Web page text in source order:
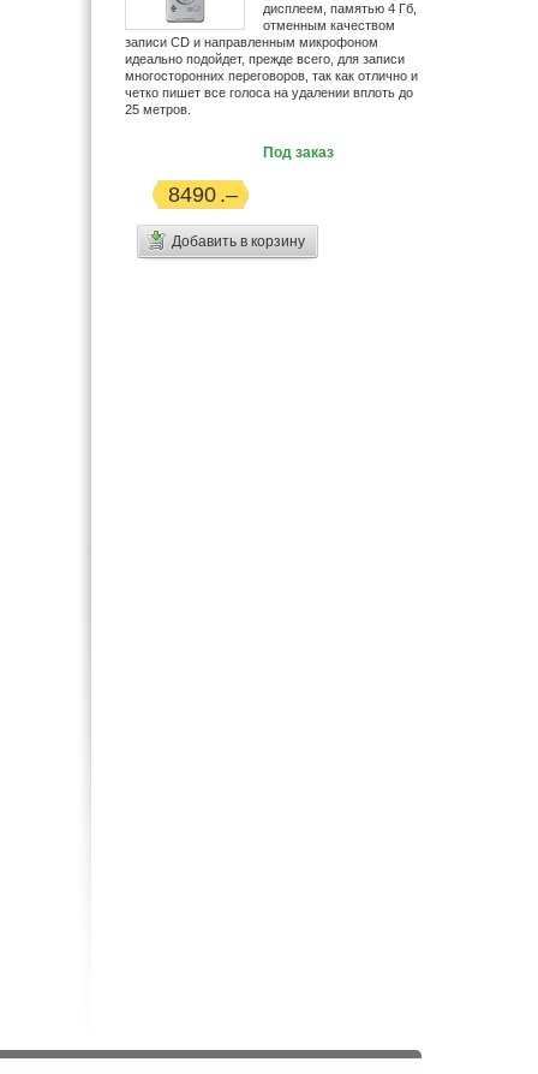
Handaer (3)
HiFiMan (1)
HoneyWld (1)
Hyundai (10)
Icom (2)
Jenoptic (1)
JJ-Connect (4)
JVC (39)
дисплеем, памятью 4 Гб,
отменным качеством
записи CD и направленным микрофоном
идеально подойдет, прежде всего, для записи
многосторонних переговоров, так как отлично и
четко пишет все голоса на удалении вплоть до
25 метров.
Под заказ
8490
Добавить в корзину